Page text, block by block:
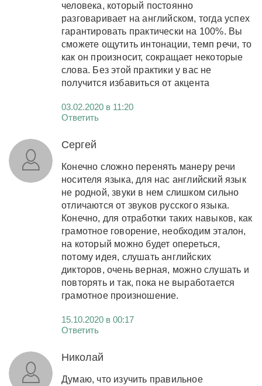
человека, который постоянно
разговаривает на английском, тогда успех
гарантировать практически на 100%. Вы
сможете ощутить интонации, темп речи, то
как он произносит, сокращает некоторые
слова. Без этой практики у вас не
получится избавиться от акцента
03.02.2020 в 11:20
Ответить
Сергей
Конечно сложно перенять манеру речи
носителя языка, для нас английский язык
не родной, звуки в нем слишком сильно
отличаются от звуков русского языка.
Конечно, для отработки таких навыков, как
грамотное говорение, необходим эталон,
на который можно будет опереться,
потому идея, слушать английских
дикторов, очень верная, можно слушать и
повторять и так, пока не выработается
грамотное произношение.
15.10.2020 в 00:17
Ответить
Николай
Думаю, что изучить правильное